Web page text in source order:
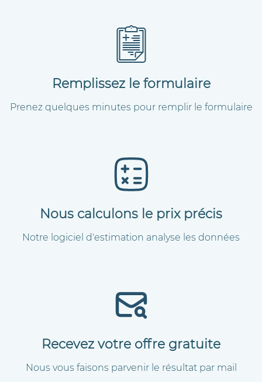
Remplissez le formulaire
Prenez quelques minutes pour remplir le formulaire
Nous calculons le prix précis
Notre logiciel d'estimation analyse les données
Recevez votre offre gratuite
Nous vous faisons parvenir le résultat par mail